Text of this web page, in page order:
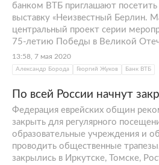
банком ВТБ приглашают
выставку «Неизвестный Берлин.
центральный проект серии
75-летию Победы в Великой
13:58, 7 мая 2020
Александр Борода Георгий Жуков Банк ВТБ
По всей России начнут
Федерация еврейских общин
закрыть для регулярного
образовательные учреждения и
проводить общественные
закрылись в Иркутске, Томске,